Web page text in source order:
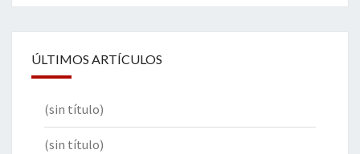
ÚLTIMOS ARTÍCULOS
(sin título)
(sin título)